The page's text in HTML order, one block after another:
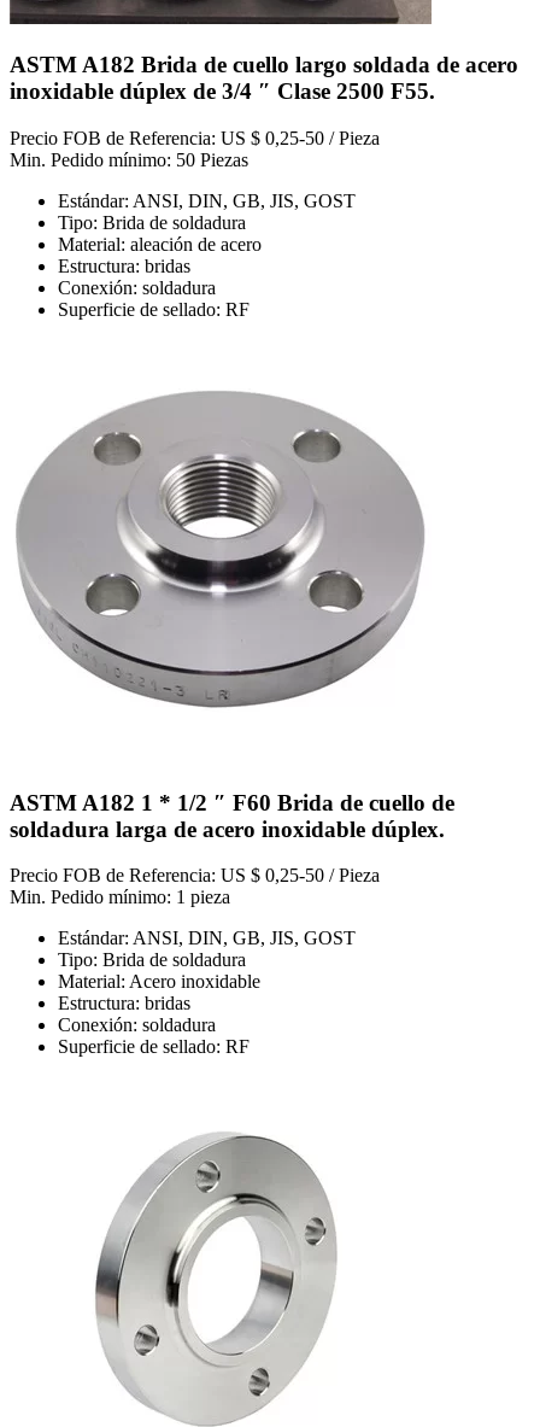
ASTM A182 Brida de cuello largo soldada de acero
inoxidable dúplex de 3/4 ″ Clase 2500 F55.
Precio FOB de Referencia: US $ 0,25-50 / Pieza
Min. Pedido mínimo: 50 Piezas
Estándar: ANSI, DIN, GB, JIS, GOST
Tipo: Brida de soldadura
Material: aleación de acero
Estructura: bridas
Conexión: soldadura
Superficie de sellado: RF
ASTM A182 1 * 1/2 ″ F60 Brida de cuello de
soldadura larga de acero inoxidable dúplex.
Precio FOB de Referencia: US $ 0,25-50 / Pieza
Min. Pedido mínimo: 1 pieza
Estándar: ANSI, DIN, GB, JIS, GOST
Tipo: Brida de soldadura
Material: Acero inoxidable
Estructura: bridas
Conexión: soldadura
Superficie de sellado: RF